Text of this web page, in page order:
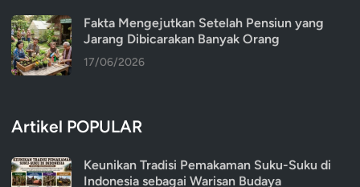
Fakta Mengejutkan Setelah Pensiun yang
Jarang Dibicarakan Banyak Orang
17/06/2026
Artikel POPULAR
Keunikan Tradisi Pemakaman Suku-Suku di
Indonesia sebagai Warisan Budaya